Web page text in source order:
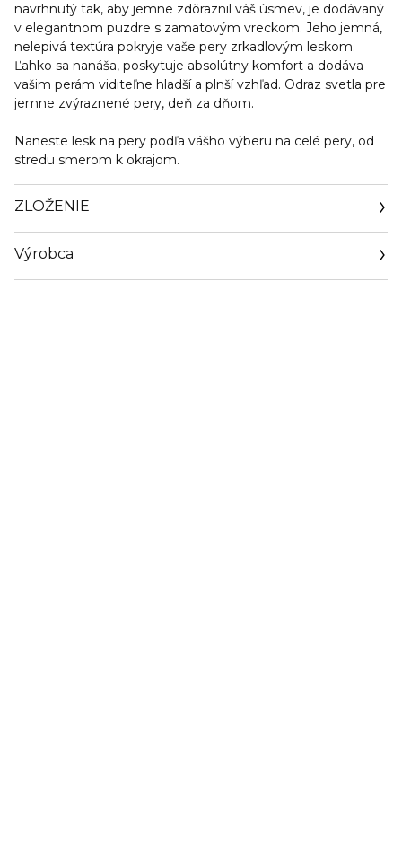
navrhnutý tak, aby jemne zdôraznil váš úsmev, je dodávaný
v elegantnom puzdre s zamatovým vreckom. Jeho jemná,
nelepivá textúra pokryje vaše pery zrkadlovým leskom.
Ľahko sa nanáša, poskytuje absolútny komfort a dodáva
vašim perám viditeľne hladší a plnší vzhľad. Odraz svetla pre
jemne zvýraznené pery, deň za dňom.
Naneste lesk na pery podľa vášho výberu na celé pery, od
stredu smerom k okrajom.
ZLOŽENIE
Výrobca